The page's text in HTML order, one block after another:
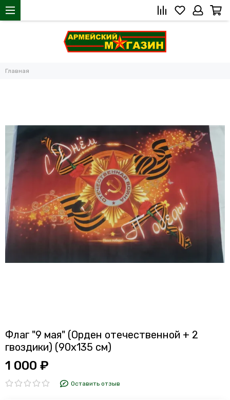
Главная
Флаг "9 мая" (Орден отечественной + 2
гвоздики) (90x135 см)
1 000 ₽
Оставить отзыв